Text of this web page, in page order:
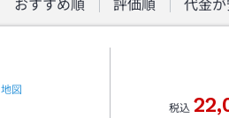
おすすめ順 評価順 代金
地図
税込